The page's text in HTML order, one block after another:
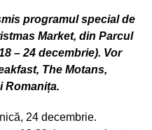
programul special de
Market, din Parcul
– 24 decembrie). Vor
The Motans,
Romanița.
24 decembrie.